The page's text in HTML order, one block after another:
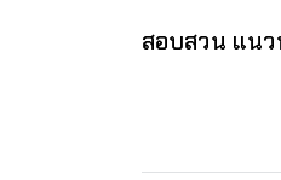
สอบสวน แน